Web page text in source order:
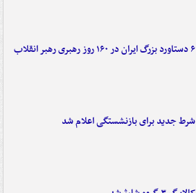
۶ دستاورد بزرگ ایران در ۱۶۰ روز رهبری رهبر انقلاب
شرط جدید برای بازنشستگی اعلام شد